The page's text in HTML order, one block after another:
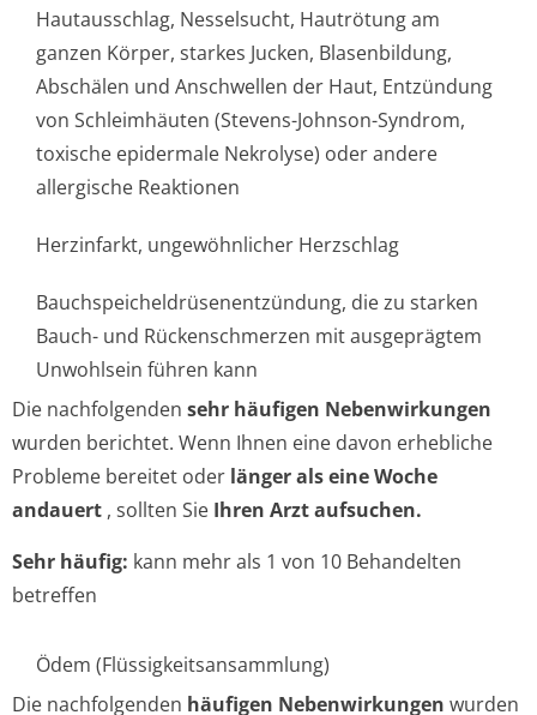
Hautausschlag, Nesselsucht, Hautrötung am
ganzen Körper, starkes Jucken, Blasenbildung,
Abschälen und Anschwellen der Haut, Entzündung
von Schleimhäuten (Stevens-Johnson-Syndrom,
toxische epidermale Nekrolyse) oder andere
allergische Reaktionen
Herzinfarkt, ungewöhnlicher Herzschlag
Bauchspeichel­drüsenentzündun­g, die zu starken
Bauch- und Rückenschmerzen mit ausgeprägtem
Unwohlsein führen kann
Die nachfolgenden sehr häufigen Nebenwirkungen
wurden berichtet. Wenn Ihnen eine davon erhebliche
Probleme bereitet oder länger als eine Woche
andauert , sollten Sie Ihren Arzt aufsuchen.
Sehr häufig: kann mehr als 1 von 10 Behandelten
betreffen
Ödem (Flüssigkeitsan­sammlung)
Die nachfolgenden häufigen Nebenwirkungen wurden